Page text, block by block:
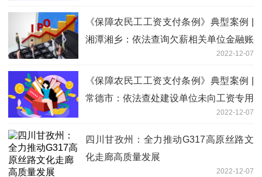
《保障农民工工资支付条例》典型案例 |
湘潭湘乡：依法查询欠薪相关单位金融账
户和相关当事人拥有房产、车辆情况2022-12-07
《保障农民工工资支付条例》典型案例 |
常德市：依法查处建设单位未向工资专用
2022-12-07
四川甘孜州：全力推动G317高原丝路文
化走廊高质量发展
2022-12-07